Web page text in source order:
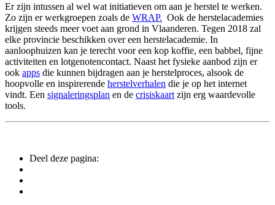
Er zijn intussen al wel wat initiatieven om aan je herstel te werken.
Zo zijn er werkgroepen zoals de WRAP. Ook de herstelacademies
krijgen steeds meer voet aan grond in Vlaanderen. Tegen 2018 zal
elke provincie beschikken over een herstelacademie. In
aanloophuizen kan je terecht voor een kop koffie, een babbel, fijne
activiteiten en lotgenotencontact. Naast het fysieke aanbod zijn er
ook apps die kunnen bijdragen aan je herstelproces, alsook de
hoopvolle en inspirerende herstelverhalen die je op het internet
vindt. Een signaleringsplan en de crisiskaart zijn erg waardevolle
tools.
Deel deze pagina: